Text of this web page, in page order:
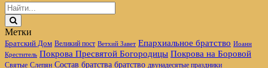
Метки
Братский Дом Великий пост Ветхий Завет Епархиальное братство Иоанн
Креститель Покрова Пресвятой Богородицы Покрова на Боровой
Святые Слепян Состав братства братство двунадесятые праздники